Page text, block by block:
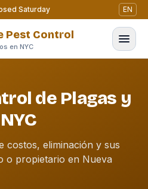
Saturday EN
Pest Control
en NYC
de Plagas y
costos, eliminación y sus
o propietario en Nueva